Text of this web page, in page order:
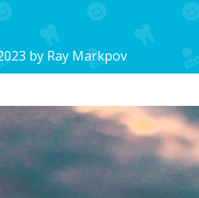
by Ray Markpov